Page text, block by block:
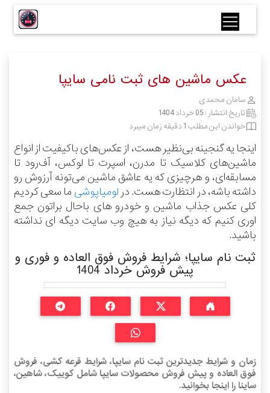
عکس ماشین های ثبت نامی سایپا
سامان محمدی
تاریخ انتشار : 05 خرداد 1404
خواندن این مطلب 1 دقیقه زمان میبرد
اینجا یه گنجینه بی‌نظیر هست، از عکس‌های باکیفیت از انواع
ماشین‌های کلاسیک تا مدرن، اسپرت تا لوکس، آف‌رود تا
مسابقه‌ای، و هرچیزی که یه عاشق ماشین می‌تونه آرزوش رو
داشته باشه، در انتظارت هست.در لومیاپوشی ما سعی کردیم
کلی عکس جذاب ماشین و خودرو های باحال براتون جمع
اوری کنیم که دیگه نیاز به هیچ وب سایت دیگه ای نداشته
باشید.
ثبت نام سایپا؛ شرایط فروش فوق العاده و فوری و
پیش فروش خرداد 1404
زمان و شرایط جدیدترین ثبت نام سایپا، شرایط قرعه کشی، فروش
فوق العاده و پیش فروش محصولات سایپا شامل کوییک، شاهین،
ساینا را اینجا بخوانید.